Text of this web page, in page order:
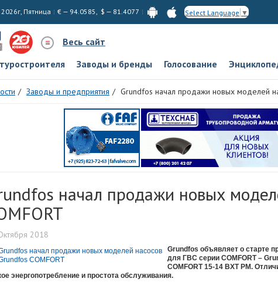
2026г, Пятница € — 94.0585, $ — 81.4077 Select Language ▼
Весь сайт
Заводы и бренды Голосование
Заводы и предприятия Grundfos начал продажи новых моделей
начал продажи новых
2018
Grundfos объявляет о старте
для ГВС серии COMFORT –
COMFORT 15-14 BXT PM.
энергопотребление и простота обслуживания.